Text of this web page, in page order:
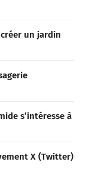
un jardin
s’intéresse à
X (Twitter)